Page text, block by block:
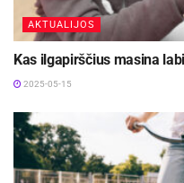
AKTUALIJOS
Kas ilgapirščius masina
2025-05-15